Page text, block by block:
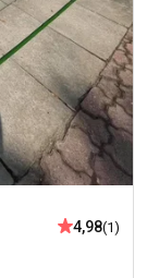
4,98(1)